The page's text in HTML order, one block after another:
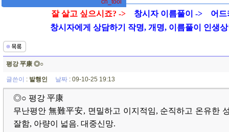
cn_tool
잘 살고 싶으시죠? -> 창시자 이름풀이 ->
어드
창시자에게 상담하기 작명, 개명, 이름풀이 인생상
평강 平康 ◎○
글쓴이 : 발행인 날짜: 09-10-25 19:13
◎○ 평강 平康
무난평안 無難平安, 면밀하고 이지적임, 순직하고 온유한
잘함, 아량이 넓음. 대중신망.